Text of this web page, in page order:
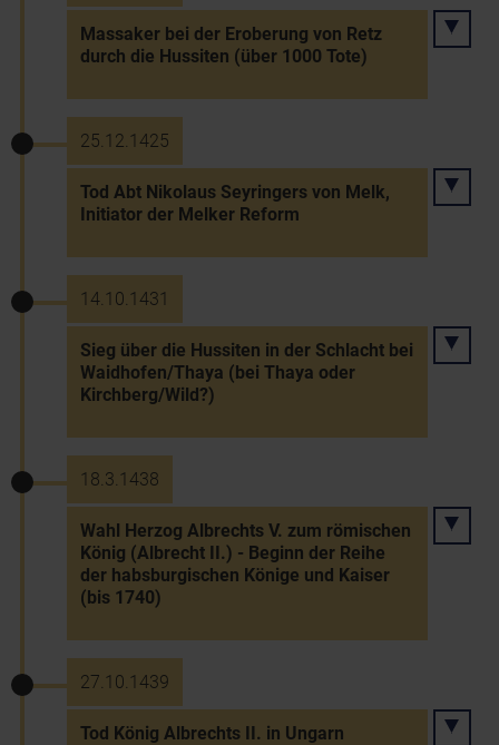
Massaker bei der Eroberung von Retz
durch die Hussiten (über 1000 Tote)
25.12.1425
Tod Abt Nikolaus Seyringers von Melk,
Initiator der Melker Reform
14.10.1431
Sieg über die Hussiten in der Schlacht bei
Waidhofen/Thaya (bei Thaya oder
Kirchberg/Wild?)
18.3.1438
Wahl Herzog Albrechts V. zum römischen
König (Albrecht II.) - Beginn der Reihe
der habsburgischen Könige und Kaiser
(bis 1740)
27.10.1439
Tod König Albrechts II. in Ungarn